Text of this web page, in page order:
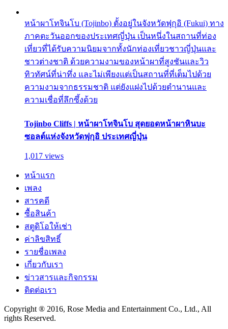
หน้าผาโทจินโบ (Tojinbo) ตั้งอยู่ในจังหวัดฟุกุอิ (Fukui) ทาง
ภาคตะวันออกของประเทศญี่ปุ่น เป็นหนึ่งในสถานที่ท่อง
เที่ยวที่ได้รับความนิยมจากทั้งนักท่องเที่ยวชาวญี่ปุ่นและ
ชาวต่างชาติ ด้วยความงามของหน้าผาที่สูงชันและวิว
ทิวทัศน์ที่น่าทึ่ง และไม่เพียงแต่เป็นสถานที่ที่เต็มไปด้วย
ความงามจากธรรมชาติ แต่ยังแฝงไปด้วยตำนานและ
ความเชื่อที่ลึกซึ้งด้วย
Tojinbo Cliffs | หน้าผาโทจินโบ สุดยอดหน้าผาหินบะ
ซอลต์แห่งจังหวัดฟุกุอิ ประเทศญี่ปุ่น
1,017 views
หน้าแรก
เพลง
สารคดี
ซื้อสินค้า
สตูดิโอให้เช่า
ค่าลิขสิทธิ์
รายชื่อเพลง
เกี่ยวกับเรา
ข่าวสารและกิจกรรม
ติดต่อเรา
Copyright ® 2016, Rose Media and Entertainment Co., Ltd., All
rights Reserved.